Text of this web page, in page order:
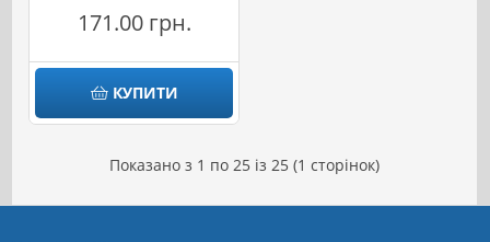
171.00 грн.
КУПИТИ
Показано з 1 по 25 із 25 (1 сторінок)